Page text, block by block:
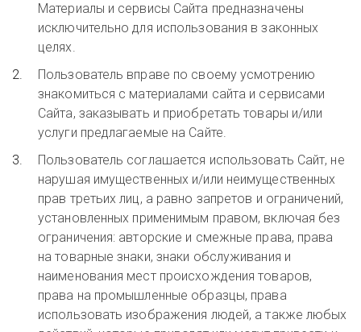
Материалы и сервисы Сайта предназначены
исключительно для использования в законных
целях.
Пользователь вправе по своему усмотрению
знакомиться с материалами сайта и сервисами
Сайта, заказывать и приобретать товары и/или
услуги предлагаемые на Сайте.
Пользователь соглашается использовать Сайт, не
нарушая имущественных и/или неимущественных
прав третьих лиц, а равно запретов и ограничений,
установленных применимым правом, включая без
ограничения: авторские и смежные права, права
на товарные знаки, знаки обслуживания и
наименования мест происхождения товаров,
права на промышленные образцы, права
использовать изображения людей, а также любых